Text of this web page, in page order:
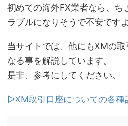
初めての海外FX業者なら、ち
ラブルになりそうで不安ですよ
当サイトでは、他にもXMの
なる事を解説しています。
是非、参考にしてください。
▷XM取引口座についての各種